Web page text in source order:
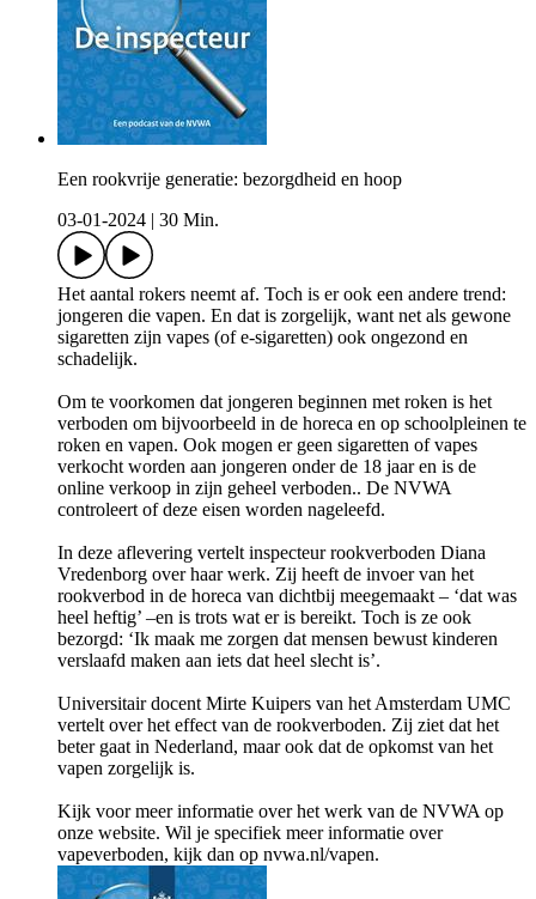
Een rookvrije generatie: bezorgdheid en hoop
03-01-2024
30 Min.
Het aantal rokers neemt af. Toch is er ook een andere trend:
jongeren die vapen. En dat is zorgelijk, want net als gewone
sigaretten zijn vapes (of e-sigaretten) ook ongezond en
schadelijk.
Om te voorkomen dat jongeren beginnen met roken is het
verboden om bijvoorbeeld in de horeca en op schoolpleinen te
roken en vapen. Ook mogen er geen sigaretten of vapes
verkocht worden aan jongeren onder de 18 jaar en is de
online verkoop in zijn geheel verboden.. De NVWA
controleert of deze eisen worden nageleefd.
In deze aflevering vertelt inspecteur rookverboden Diana
Vredenborg over haar werk. Zij heeft de invoer van het
rookverbod in de horeca van dichtbij meegemaakt – ‘dat was
heel heftig’ –en is trots wat er is bereikt. Toch is ze ook
bezorgd: ‘Ik maak me zorgen dat mensen bewust kinderen
verslaafd maken aan iets dat heel slecht is’.
Universitair docent Mirte Kuipers van het Amsterdam UMC
vertelt over het effect van de rookverboden. Zij ziet dat het
beter gaat in Nederland, maar ook dat de opkomst van het
vapen zorgelijk is.
Kijk voor meer informatie over het werk van de NVWA op
onze website. Wil je specifiek meer informatie over
vapeverboden, kijk dan op nvwa.nl/vapen.